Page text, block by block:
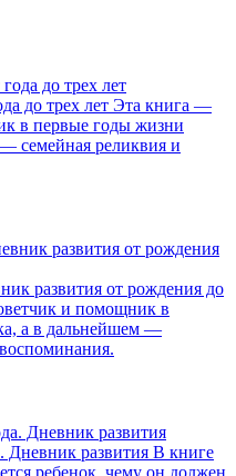
до трех лет Эта книга —
в первые годы жизни
семейная реликвия и
развития от рождения до
и помощник в
а в дальнейшем —
развития В книге
ребенок, чему он должен